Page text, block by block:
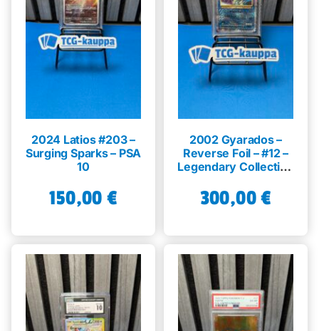
2024 Latios #203 –
Surging Sparks – PSA
10
150,00 €
2002 Gyarados –
Reverse Foil – #12 –
Legendary Collection
300,00€